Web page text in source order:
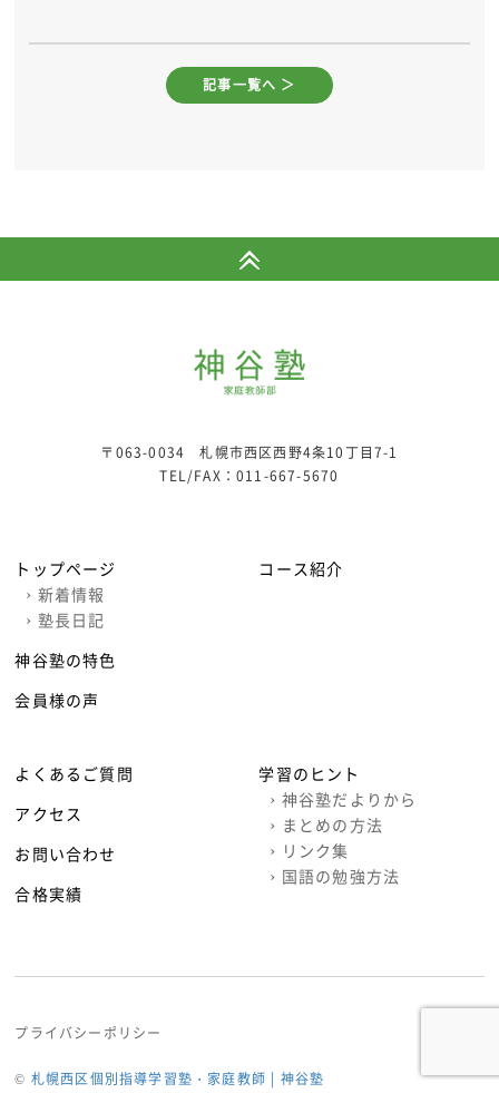
記事一覧へ ＞
〒063-0034 札幌市西区西野4条10丁目7-1
TEL/FAX：011-667-5670
トップページ
› 新着情報
› 塾長日記
神谷塾の特色
会員様の声
コース紹介
よくあるご質問
アクセス
お問い合わせ
合格実績
学習のヒント
› 神谷塾だよりから
› まとめの方法
› リンク集
› 国語の勉強方法
プライバシーポリシー
© 札幌西区個別指導学習塾・家庭教師 | 神谷塾